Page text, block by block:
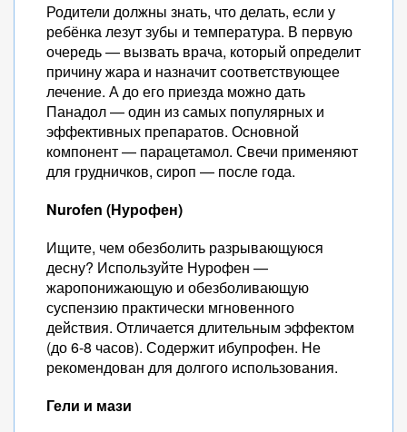
Родители должны знать, что делать, если у
ребёнка лезут зубы и температура. В первую
очередь — вызвать врача, который определит
причину жара и назначит соответствующее
лечение. А до его приезда можно дать
Панадол — один из самых популярных и
эффективных препаратов. Основной
компонент — парацетамол. Свечи применяют
для грудничков, сироп — после года.
Nurofen (Нурофен)
Ищите, чем обезболить разрывающуюся
десну? Используйте Нурофен —
жаропонижающую и обезболивающую
суспензию практически мгновенного
действия. Отличается длительным эффектом
(до 6-8 часов). Содержит ибупрофен. Не
рекомендован для долгого использования.
Гели и мази